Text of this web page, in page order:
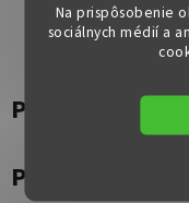
Na prispôsobenie
sociálnych médií a
Popis
Parametre